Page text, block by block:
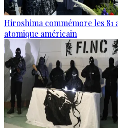
Hiroshima commémore les
atomique américain